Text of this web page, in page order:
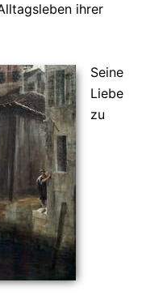
ihrer
Seine
Liebe
zu